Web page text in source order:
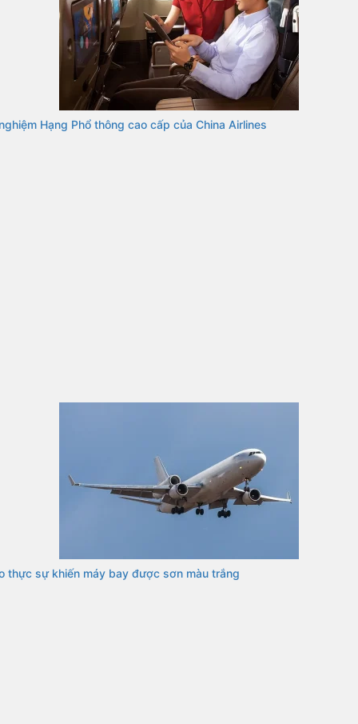
Hạng Phổ thông cao cấp của China Airlines
thực sự khiến máy bay được sơn màu trắng